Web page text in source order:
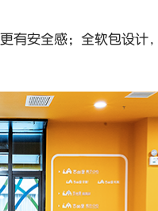
有安全感；全软包设计